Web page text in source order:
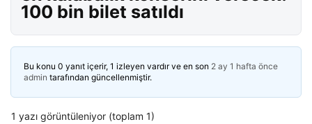
100 bin bilet satıldı
Bu konu 0 yanıt içerir, 1 izleyen vardır ve en son 2 ay 1 hafta önce
admin tarafından güncellenmiştir.
1 yazı görüntüleniyor (toplam 1)